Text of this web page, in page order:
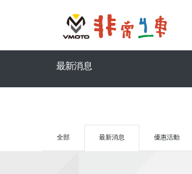
最新消息
全部 最新消息 優惠活動